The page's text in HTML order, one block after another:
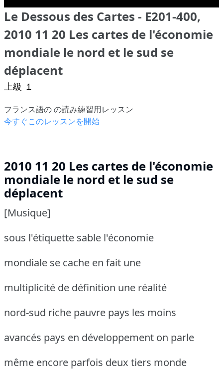
Le Dessous des Cartes - E201-400,
2010 11 20 Les cartes de l'économie
mondiale le nord et le sud se
déplacent
上級 １
フランス語の の読み練習用レッスン
今すぐこのレッスンを開始
2010 11 20 Les cartes de l'économie
mondiale le nord et le sud se
déplacent
[Musique]
sous l'étiquette sable l'économie
mondiale se cache en fait une
multiplicité de définition une réalité
nord-sud riche pauvre pays les moins
avancés pays en développement on parle
même encore parfois deux tiers monde